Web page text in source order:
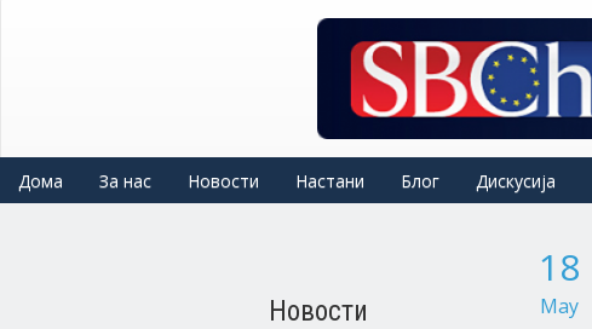
Дома За нас Новости Настани Блог Дискусија
Новости
18
May